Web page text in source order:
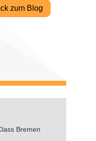
zum Blog
Bremen